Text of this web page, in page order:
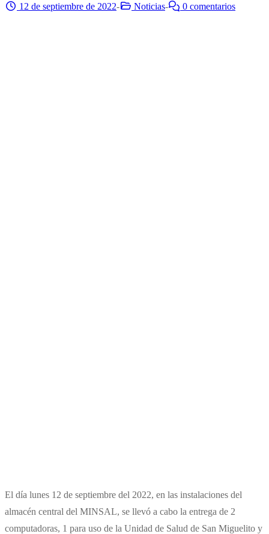
12 de septiembre de 2022- Noticias- 0 comentarios
El día lunes 12 de septiembre del 2022, en las instalaciones del
almacén central del MINSAL, se llevó a cabo la entrega de 2
computadoras, 1 para uso de la Unidad de Salud de San Miguelito y